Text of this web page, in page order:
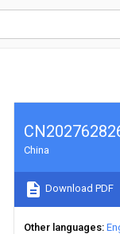
China
Download PDF
Other languages